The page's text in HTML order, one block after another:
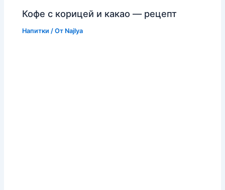
Кофе с корицей и какао — рецепт
Напитки / От Najlya